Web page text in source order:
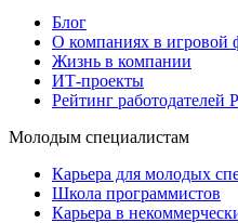
Блог
О компаниях в игровой
Жизнь в компании
ИТ-проекты
Рейтинг работодателей
Молодым специалистам
Карьера для молодых
Школа программистов
Карьера в